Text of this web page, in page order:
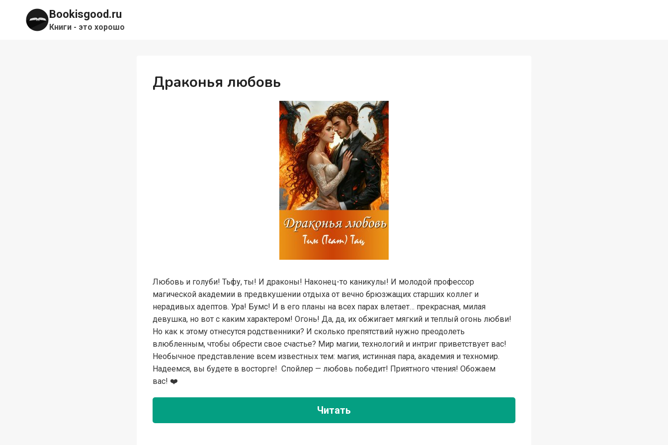
содержимому
Bookisgood.ru
Книги - это хорошо
Драконья любовь
Любовь и голуби! Тьфу, ты! И драконы! Наконец-то каникулы! И молодой профессор
магической академии в предвкушении отдыха от вечно брюзжащих старших коллег и
нерадивых адептов. Ура! Бумс! И в его планы на всех парах влетает… прекрасная, милая
девушка, но вот с каким характером! Огонь! Да, да, их обжигает мягкий и теплый огонь любви!
Но как к этому отнесутся родственники? И сколько препятствий нужно преодолеть
влюбленным, чтобы обрести свое счастье? Мир магии, технологий и интриг приветствует вас!
Необычное представление всем известных тем: магия, истинная пара, академия и техномир.
Надеемся, вы будете в восторге! Спойлер — любовь победит! Приятного чтения! Обожаем
вас! ‍❤️‍
Читать